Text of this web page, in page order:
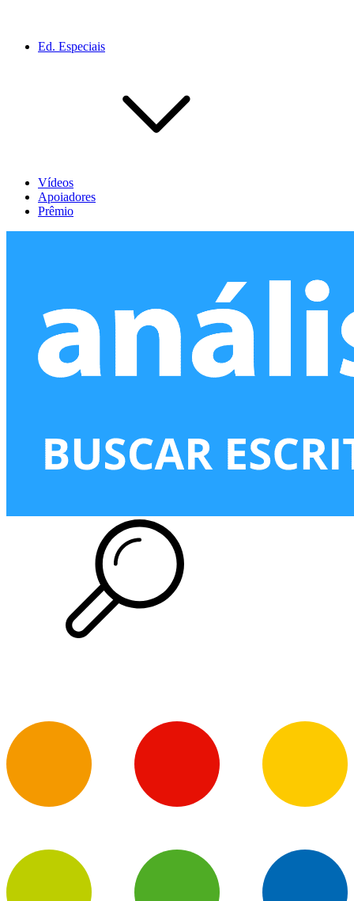
Ed. Especiais
Vídeos
Apoiadores
Prêmio